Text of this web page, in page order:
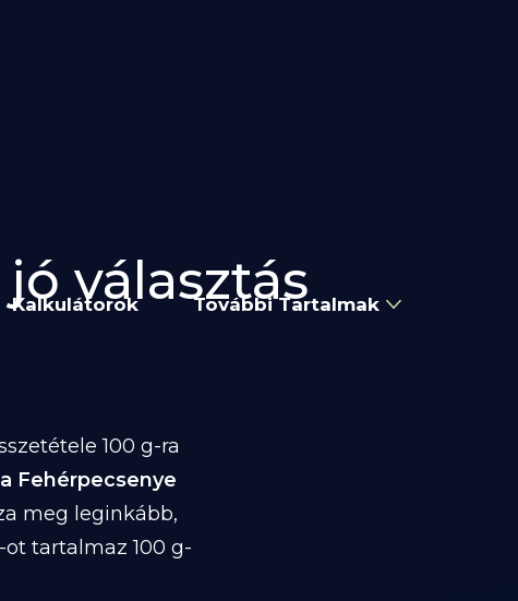
Kalkulátorok További Tartalmak
választás
100 g-ra
Fehérpecsenye
meg leginkább,
-ot tartalmaz 100 g-